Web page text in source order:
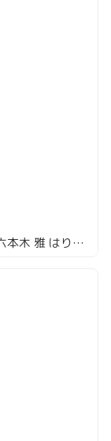
六本木のラーメン激戦区にまた一店舗「六本木 雅 はりたや」